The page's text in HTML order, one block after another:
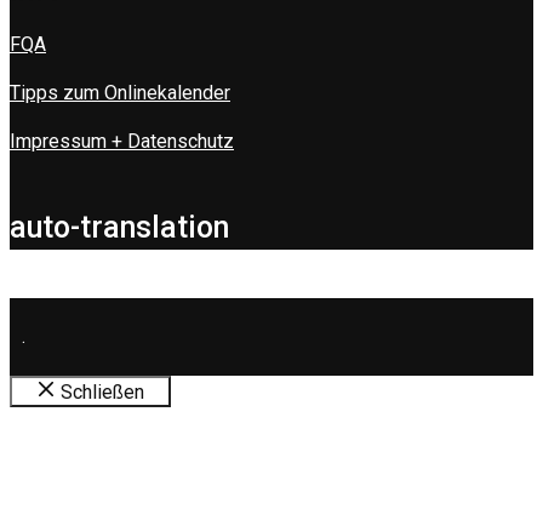
FQA
Tipps zum Onlinekalender
Impressum + Datenschutz
auto-translation
.
Schließen